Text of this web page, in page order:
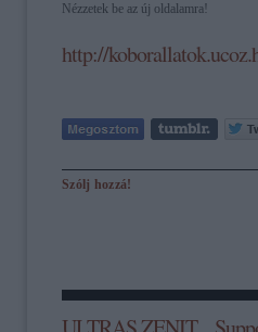
Nézzetek be az új oldalamra!
http://
Szólj hozzá!